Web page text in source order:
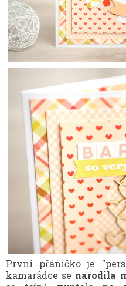
První přáníčko je
kamarádce se narodila